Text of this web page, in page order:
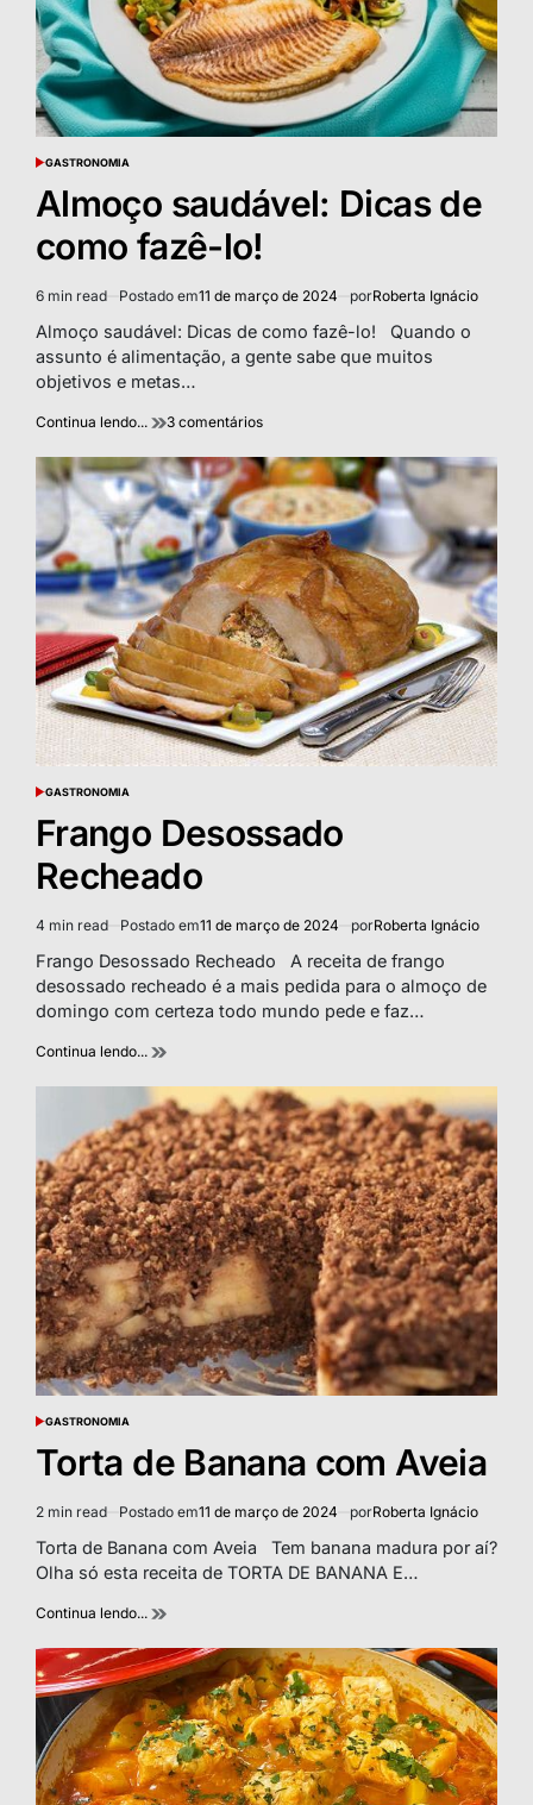
POSTED
GASTRONOMIA
Almoço saudável: Dicas de
como fazê-lo!
Estimated
read
6 min read Postado em11 de março de 2024 porRoberta Ignácio
Almoço saudável: Dicas de como fazê-lo! Quando o
assunto é alimentação, a gente sabe que muitos
objetivos e metas…
Continua lendo... 3 comentáriosem
saudável:
Dicas
de
como
fazê-
lo!
POSTED
GASTRONOMIA
Frango Desossado
Recheado
Estimated
read
time
4 min read Postado em11 de março de 2024 porRoberta Ignácio
Frango Desossado Recheado A receita de frango
desossado recheado é a mais pedida para o almoço de
domingo com certeza todo mundo pede e faz…
Continua lendo...
POSTED
GASTRONOMIA
Torta de Banana com Aveia
Estimated
read
time
2 min read Postado em11 de março de 2024 porRoberta Ignácio
Torta de Banana com Aveia Tem banana madura por aí?
Olha só esta receita de TORTA DE BANANA E…
Continua lendo...